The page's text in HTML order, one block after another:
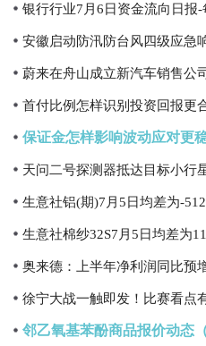
银行行业7月6日资金流向日报-
安徽启动防汛防台风四级应急
蔚来在舟山成立新汽车销售公
首付比例怎样识别投资回报更
保证金怎样影响波动应对更
天问二号探测器抵达目标小行
生意社棉纱32S7月5日均差为
奥来德：上半年净利润同比预
徐宁大战一触即发！比赛看点
邻乙氧基苯酚商品报价动态